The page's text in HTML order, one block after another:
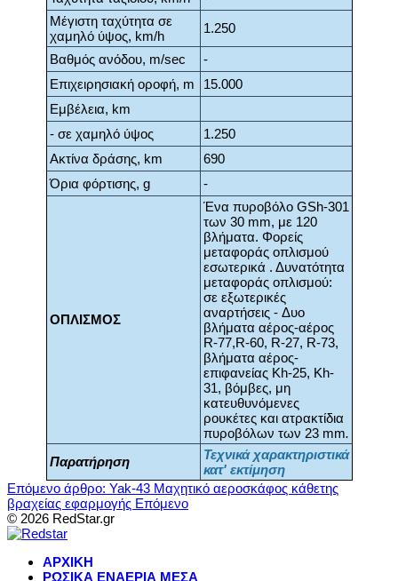
Μέγιστη ταχύτητα σε
χαμηλό ύψος, km/h
1.250
Βαθμός ανόδου, m/sec
-
Επιχειρησιακή οροφή, m
15.000
Εμβέλεια, km
- σε χαμηλό ύψος
1.250
Ακτίνα δράσης, km
690
Όρια φόρτισης, g
-
ΟΠΛΙΣΜΟΣ
Ένα πυροβόλο GSh-301
των 30 mm, με 120
βλήματα. Φορείς
μεταφοράς οπλισμού
εσωτερικά . Δυνατότητα
μεταφοράς οπλισμού:
σε εξωτερικές
αναρτήσεις - Δυο
βλήματα αέρος-αέρος
R-77,R-60, R-27, R-73,
βλήματα αέρος-
επιφανείας Kh-25, Kh-
31, βόμβες, μη
κατευθυνόμενες
ρουκέτες και ατρακτίδια
πυροβόλων των 23 mm.
Παρατήρηση
Τεχνικά χαρακτηριστικά
κατ' εκτίμηση
Επόμενο άρθρο: Yak-43 Μαχητικό αεροσκάφος κάθετης
βραχείας εφαρμογής Επόμενο
© 2026 RedStar.gr
ΑΡΧΙΚΗ
ΡΩΣΙΚΑ ΕΝΑΕΡΙΑ ΜΕΣΑ